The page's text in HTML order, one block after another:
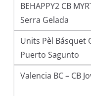
BEHAPPY2 CB
Serra Gelada
Units Pèl Básquet
Puerto Sagunto
Valencia BC – CB